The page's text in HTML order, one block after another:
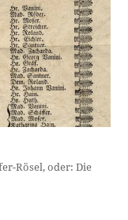
Rösel, oder: Die